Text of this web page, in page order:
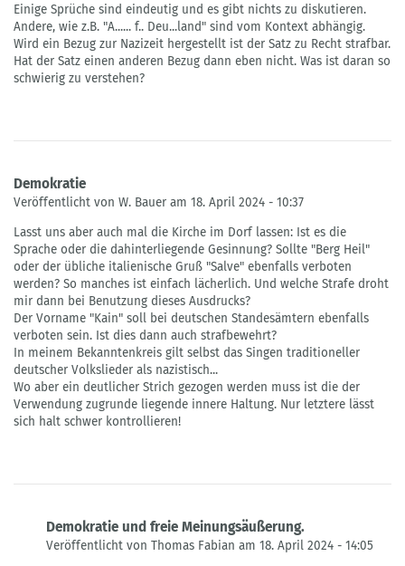
Einige Sprüche sind eindeutig und es gibt nichts zu diskutieren.
Andere, wie z.B. "A...... f.. Deu...land" sind vom Kontext abhängig.
Wird ein Bezug zur Nazizeit hergestellt ist der Satz zu Recht strafbar.
Hat der Satz einen anderen Bezug dann eben nicht. Was ist daran so
schwierig zu verstehen?
Demokratie
Veröffentlicht von W. Bauer am 18. April 2024 - 10:37
Lasst uns aber auch mal die Kirche im Dorf lassen: Ist es die
Sprache oder die dahinterliegende Gesinnung? Sollte "Berg Heil"
oder der übliche italienische Gruß "Salve" ebenfalls verboten
werden? So manches ist einfach lächerlich. Und welche Strafe droht
mir dann bei Benutzung dieses Ausdrucks?
Der Vorname "Kain" soll bei deutschen Standesämtern ebenfalls
verboten sein. Ist dies dann auch strafbewehrt?
In meinem Bekanntenkreis gilt selbst das Singen traditioneller
deutscher Volkslieder als nazistisch...
Wo aber ein deutlicher Strich gezogen werden muss ist die der
Verwendung zugrunde liegende innere Haltung. Nur letztere lässt
sich halt schwer kontrollieren!
Demokratie und freie Meinungsäußerung.
Veröffentlicht von Thomas Fabian am 18. April 2024 - 14:05